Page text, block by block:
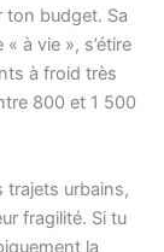
ton budget. Sa
à vie », s’étire
à froid très
800 et 1 500
trajets urbains,
fragilité. Si tu
la